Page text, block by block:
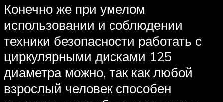
Конечно же при умелом
использовании и соблюдении
техники безопасности работать с
циркулярными дисками 125
диаметра можно, так как любой
взрослый человек способен